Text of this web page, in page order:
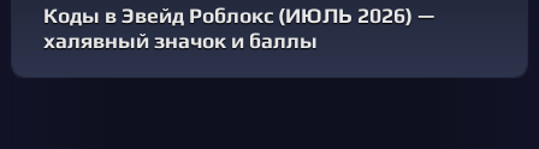
Коды в Эвейд Роблокс (ИЮЛЬ 2026) —
халявный значок и баллы